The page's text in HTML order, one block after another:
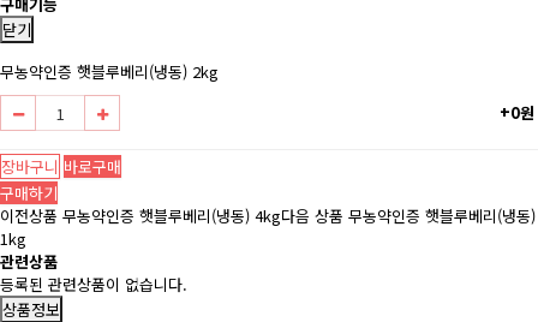
닫기
무농약인증 햇블루베리(냉동) 2kg
+0원
장바구니 바로구매
구매하기
이전상품 무농약인증 햇블루베리(냉동) 4kg다음 상품 무농약인증 햇블루베리(냉동)
1kg
관련상품
등록된 관련상품이 없습니다.
상품정보